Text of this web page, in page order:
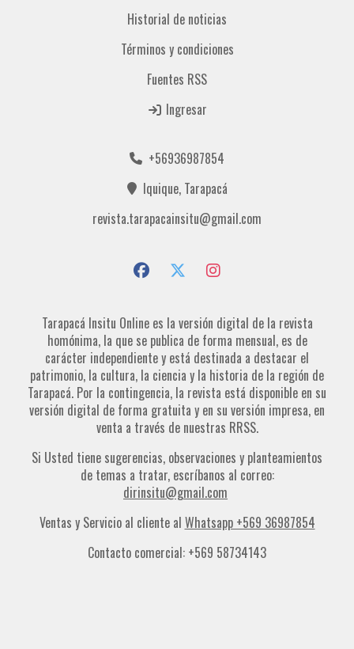
Historial de noticias
Términos y condiciones
Fuentes RSS
Ingresar
Tarapacá Insitu Online es la versión digital de la revista
homónima, la que se publica de forma mensual, es de
carácter independiente y está destinada a destacar el
patrimonio, la cultura, la ciencia y la historia de la región de
Tarapacá. Por la contingencia, la revista está disponible en su
versión digital de forma gratuita y en su versión impresa, en
venta a través de nuestras RRSS.
Si Usted tiene sugerencias, observaciones y planteamientos
de temas a tratar, escríbanos al correo:
dirinsitu@gmail.com
Ventas y Servicio al cliente al Whatsapp +569 36987854
Contacto comercial: +569 58734143
+56936987854
Iquique, Tarapacá
revista.tarapacainsitu@gmail.com